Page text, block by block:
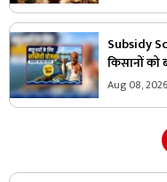
Subsidy
किसानों को
देगी 70
Aug 08,